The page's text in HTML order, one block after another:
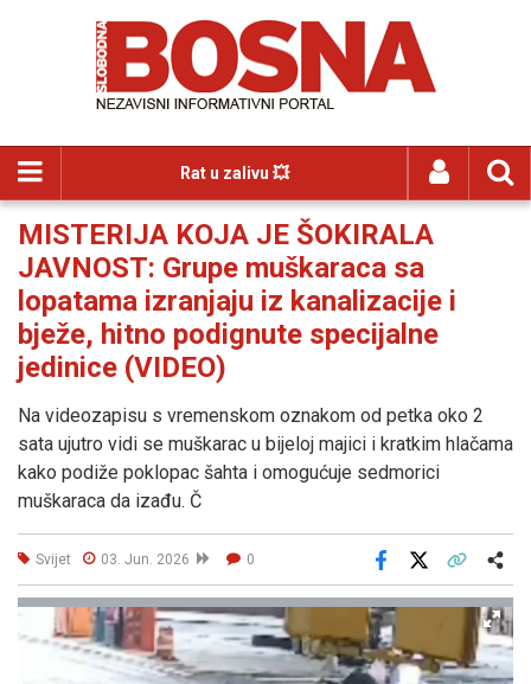
Rat u zalivu 💥
MISTERIJA KOJA JE ŠOKIRALA
JAVNOST: Grupe muškaraca sa
lopatama izranjaju iz kanalizacije i
bježe, hitno podignute specijalne
jedinice (VIDEO)
Na videozapisu s vremenskom oznakom od petka oko 2
sata ujutro vidi se muškarac u bijeloj majici i kratkim hlačama
kako podiže poklopac šahta i omogućuje sedmorici
muškaraca da izađu. Č
Svijet 03. Jun. 2026 0
Facebook